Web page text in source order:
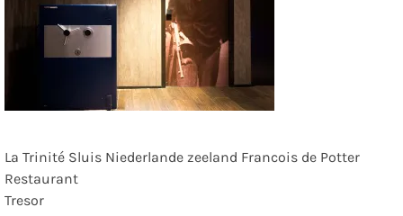
La Trinité Sluis Niederlande zeeland Francois de Potter
Restaurant
Tresor